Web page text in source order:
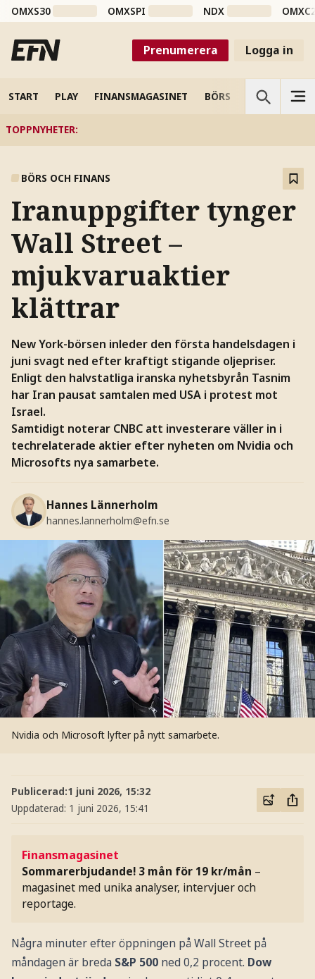
OMXS30 OMXSPI NDX
Prenumerera Logga in
START PLAY FINANSMAGASINET BÖRS VETENSKAP
TOPPNYHETER:
BÖRS OCH FINANS
Iranuppgifter tynger
Wall Street –
mjukvaruaktier
klättrar
New York-börsen inleder den första handelsdagen i
juni svagt ned efter kraftigt stigande oljepriser.
Enligt den halvstatliga iranska nyhetsbyrån Tasnim
har Iran pausat samtalen med USA i protest mot
Israel.
Samtidigt noterar CNBC att investerare väller in i
techrelaterade aktier efter nyheten om Nvidia och
Microsofts nya samarbete.
Hannes Lännerholm
hannes.lannerholm@efn.se
Nvidia och Microsoft lyfter på nytt samarbete.
Publicerad:1 juni 2026, 15:32
Uppdaterad: 1 juni 2026, 15:41
Finansmagasinet
Sommarerbjudande! 3 mån för 19 kr/mån –
magasinet med unika analyser, intervjuer och
reportage.
Några minuter efter öppningen på Wall Street på
måndagen är breda S&P 500ned 0,2 procent. Dow